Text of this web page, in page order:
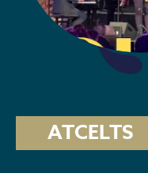
ATCELTS